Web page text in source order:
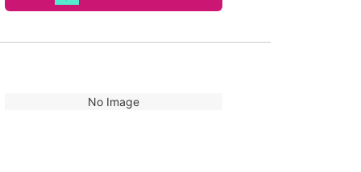
No Image